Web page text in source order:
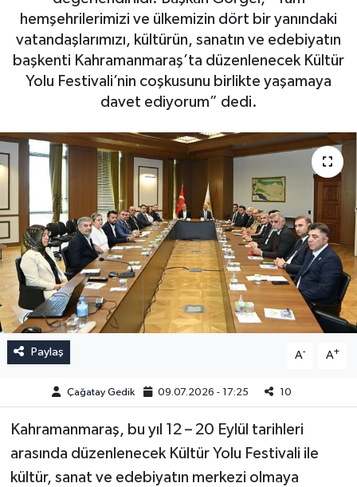
hemşehrilerimizi ve ülkemizin dört bir yanındaki
vatandaşlarımızı, kültürün, sanatın ve edebiyatın
başkenti Kahramanmaraş’ta düzenlenecek Kültür
Yolu Festivali’nin coşkusunu birlikte yaşamaya
davet ediyorum” dedi.
Paylaş A- A+
Çağatay Gedik 09.07.2026 - 17:25 10
Kahramanmaraş, bu yıl 12 – 20 Eylül tarihleri
arasında düzenlenecek Kültür Yolu Festivali ile
kültür, sanat ve edebiyatın merkezi olmaya